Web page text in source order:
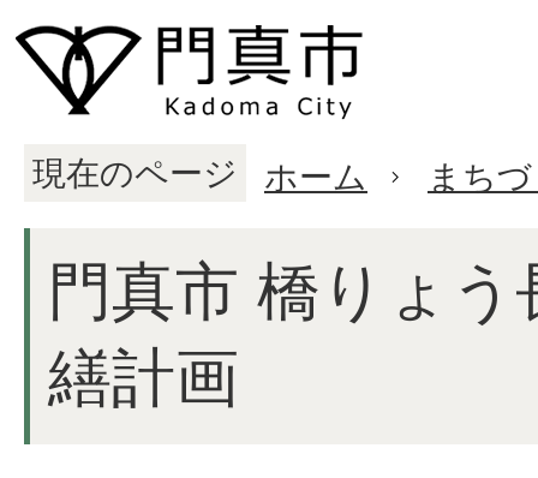
現在のページ ホーム まち
門真市 橋りょ
繕計画